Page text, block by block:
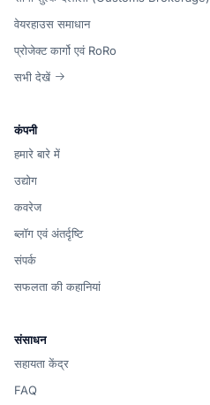
वेयरहाउस समाधान
प्रोजेक्ट कार्गो एवं RoRo
सभी देखें
कंपनी
हमारे बारे में
उद्योग
कवरेज
ब्लॉग एवं अंतर्दृष्टि
संपर्क
सफलता की कहानियां
संसाधन
सहायता केंद्र
FAQ